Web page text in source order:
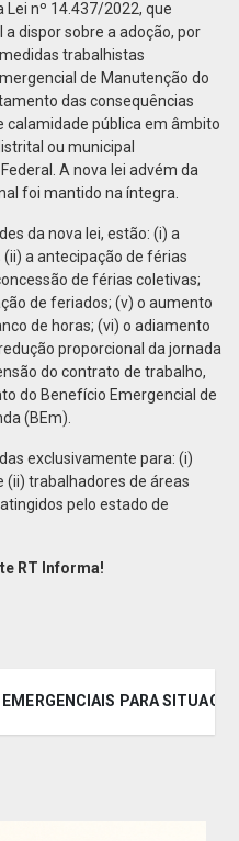
Lei nº 14.437/2022, que
dispor sobre a adoção, por
trabalhistas
de Manutenção do
das consequências
calamidade pública em âmbito
ou municipal
A nova lei advém da
foi mantido na íntegra.
da nova lei, estão: (i) a
a antecipação de férias
de férias coletivas;
de feriados; (v) o aumento
de horas; (vi) o adiamento
proporcional da jornada
do contrato de trabalho,
do Benefício Emergencial de
(BEm).
exclusivamente para: (i)
(ii) trabalhadores de áreas
pelo estado de
RT Informa!
PARA